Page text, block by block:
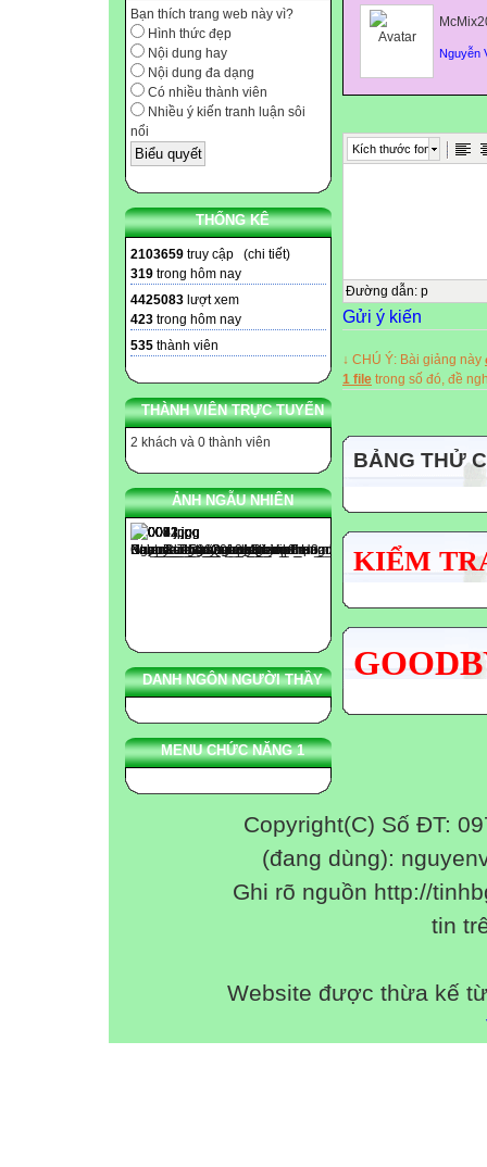
Bạn thích trang web này vì?
Hình thức đẹp
Nội dung hay
Nội dung đa dạng
Có nhiều thành viên
Nhiều ý kiến tranh luận sôi
nổi
THỐNG KÊ
2103659 truy cập (chi tiết)
319 trong hôm nay
4425083 lượt xem
423 trong hôm nay
535 thành viên
THÀNH VIÊN TRỰC TUYẾN
2 khách và 0 thành viên
ẢNH NGẪU NHIÊN
DANH NGÔN NGƯỜI THẦY
MENU CHỨC NĂNG 1
Nguyễn
Kích thước font
Đường dẫn: p
Gửi ý kiến
↓ CHÚ Ý: Bài giảng này
1 file trong số đó, đề
BẢNG THỬ
KIỂM
Copyright(C) Số ĐT:
(đang dùng):
Ghi rõ nguồn http://
tin
Website được thừa kế